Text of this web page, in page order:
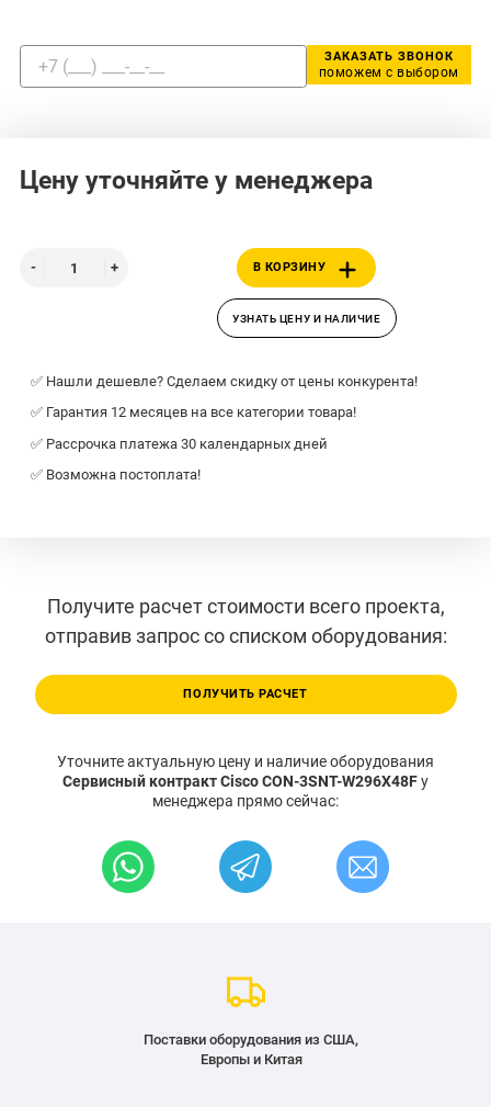
ЗАКАЗАТЬ ЗВОНОК
поможем с выбором
Цену уточняйте у менеджера
В КОРЗИНУ
УЗНАТЬ ЦЕНУ И НАЛИЧИЕ
✅ Нашли дешевле? Сделаем скидку от цены конкурента!
✅ Гарантия 12 месяцев на все категории товара!
✅ Рассрочка платежа 30 календарных дней
✅ Возможна постоплата!
Получите расчет стоимости всего проекта,
отправив запрос со списком оборудования:
ПОЛУЧИТЬ РАСЧЕТ
Уточните актуальную цену и наличие оборудования
Сервисный контракт Cisco CON-3SNT-W296X48Fу
менеджера прямо сейчас:
Поставки оборудования из США,
Европы и Китая